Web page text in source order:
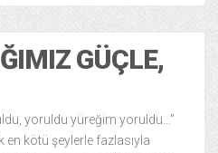
GÜÇLE,
yoruldu yüreğim yoruldu…”
en kötü şeylerle fazlasıyla